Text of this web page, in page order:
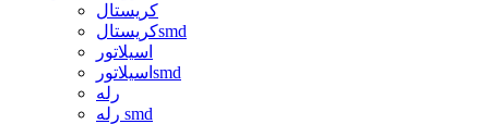
کریستال
کریستالsmd
اسیلاتور
اسیلاتورsmd
رله
رله smd